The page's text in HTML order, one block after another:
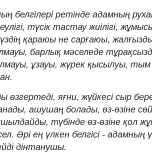
белгілері ретінде адамның
түсік тастау жиілігі,
қараюы не сарғаюы,
барлық мәселеде
ұзауы, жүрек қысылуы, тым
өзгертеді, яғни, жүйкесі сыр
ашушаң болады, өз-өзіне
түбінде өз-өзіне қол
Әрі ең үлкен белгісі - адамның
дінтанушы.